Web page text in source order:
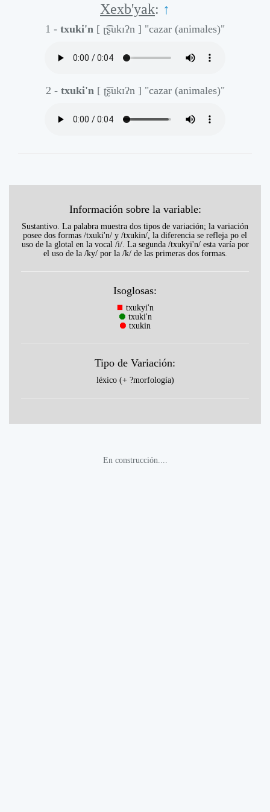
Xexb'yak: ↑
1 - txuki'n [ ɽ͡ʂukɪʔn ] "cazar (animales)"
2 - txuki'n [ ʈ͡ʂukɪʔn ] "cazar (animales)"
Información sobre la variable:
Sustantivo. La palabra muestra dos tipos de variación; la variación
posee dos formas /txuki'n/ y /txukin/, la diferencia se refleja po el
uso de la glotal en la vocal /i/. La segunda /txukyi'n/ esta varía por
el uso de la /ky/ por la /k/ de las primeras dos formas.
Isoglosas:
⯀ txukyi'n
⯃ txuki'n
⯃ txukin
Tipo de Variación:
léxico (+ ?morfología)
En construcción....